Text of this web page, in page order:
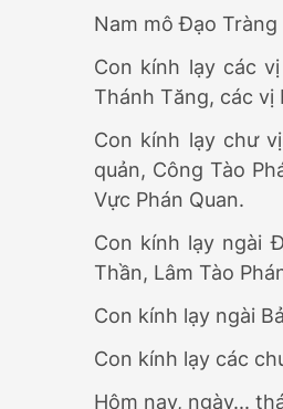
Nam mô Đạo
Con kính lạy các
Thánh Tăng, các vị
Con kính lạy chư
quản, Công Tào
Vực Phán Quan.
Con kính lạy ngài
Thần, Lâm Tào
Con kính lạy ngài
Con kính lạy các
Hôm nay, ngày...